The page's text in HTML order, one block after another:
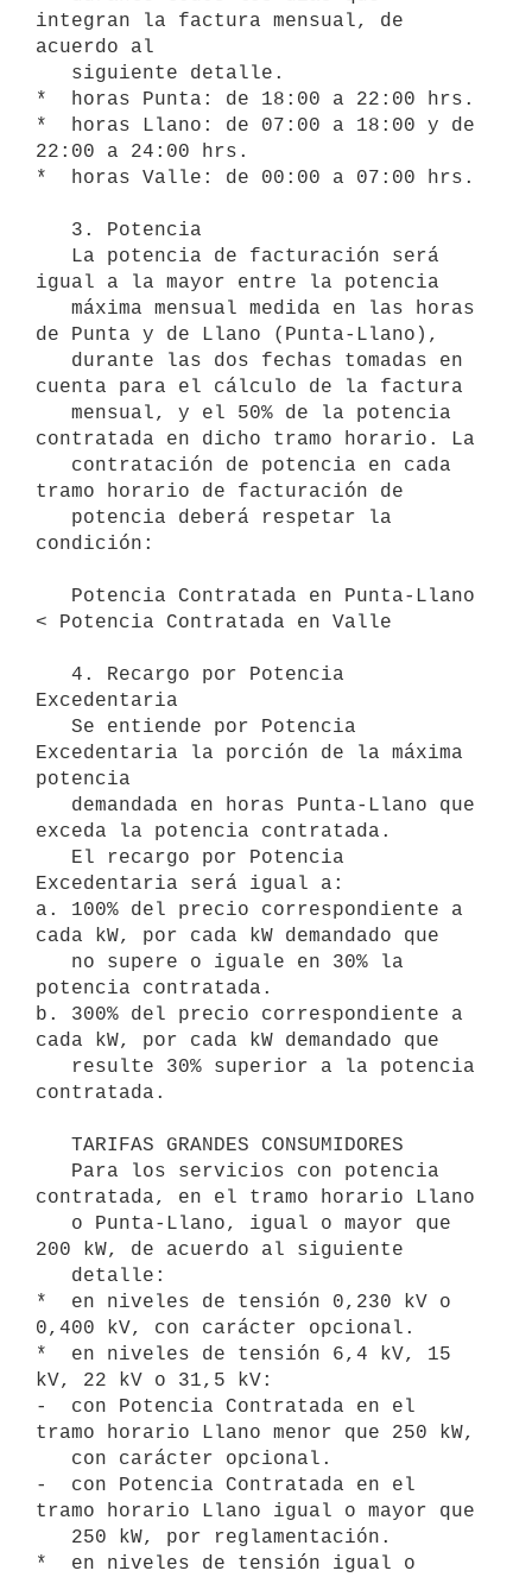
integran la factura mensual, de
acuerdo al
*  horas Punta: de 18:00 a 22:00 hrs.
*  horas Llano: de 07:00 a 18:00 y de
22:00 a 24:00 hrs.
*  horas Valle: de 00:00 a 07:00 hrs.
igual a la mayor entre la potencia
de Punta y de Llano (Punta-Llano),
cuenta para el cálculo de la factura
contratada en dicho tramo horario. La
tramo horario de facturación de
condición:
< Potencia Contratada en Valle
Excedentaria
Excedentaria la porción de la máxima
potencia
exceda la potencia contratada.
Excedentaria será igual a:
a. 100% del precio correspondiente a
cada kW, por cada kW demandado que
potencia contratada.
b. 300% del precio correspondiente a
cada kW, por cada kW demandado que
contratada.
contratada, en el tramo horario Llano
200 kW, de acuerdo al siguiente
*  en niveles de tensión 0,230 kV o
0,400 kV, con carácter opcional.
*  en niveles de tensión 6,4 kV, 15
kV, 22 kV o 31,5 kV:
-  con Potencia Contratada en el
tramo horario Llano menor que 250 kW,
-  con Potencia Contratada en el
tramo horario Llano igual o mayor que
*  en niveles de tensión igual o